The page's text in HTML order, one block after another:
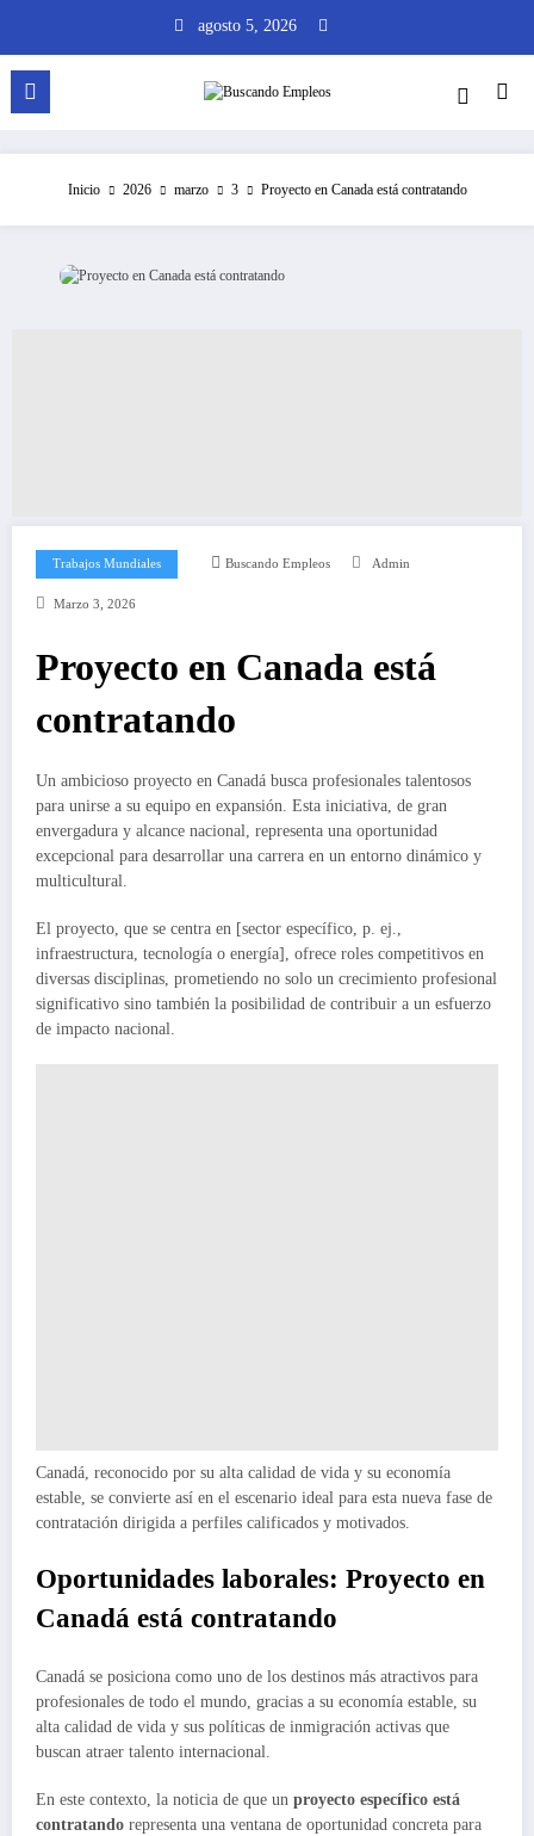
contenido
agosto 5, 2026
Inicio 2026 marzo 3 Proyecto en Canada está contratando
Trabajos Mundiales Buscando Empleos Admin
Marzo 3, 2026
Proyecto en Canada está
contratando
Un ambicioso proyecto en Canadá busca profesionales talentosos
para unirse a su equipo en expansión. Esta iniciativa, de gran
envergadura y alcance nacional, representa una oportunidad
excepcional para desarrollar una carrera en un entorno dinámico y
multicultural.
El proyecto, que se centra en [sector específico, p. ej.,
infraestructura, tecnología o energía], ofrece roles competitivos en
diversas disciplinas, prometiendo no solo un crecimiento profesional
significativo sino también la posibilidad de contribuir a un esfuerzo
de impacto nacional.
Canadá, reconocido por su alta calidad de vida y su economía
estable, se convierte así en el escenario ideal para esta nueva fase de
contratación dirigida a perfiles calificados y motivados.
Oportunidades laborales: Proyecto en
Canadá está contratando
Canadá se posiciona como uno de los destinos más atractivos para
profesionales de todo el mundo, gracias a su economía estable, su
alta calidad de vida y sus políticas de inmigración activas que
buscan atraer talento internacional.
En este contexto, la noticia de que un proyecto específico está
contratando representa una ventana de oportunidad concreta para